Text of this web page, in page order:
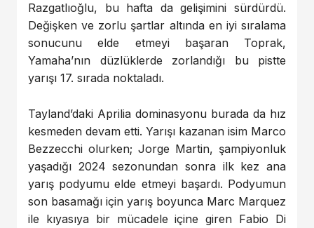
Razgatlıoğlu, bu hafta da gelişimini sürdürdü.
Değişken ve zorlu şartlar altında en iyi sıralama
sonucunu elde etmeyi başaran Toprak,
Yamaha’nın düzlüklerde zorlandığı bu pistte
yarışı 17. sırada noktaladı.
Tayland’daki Aprilia dominasyonu burada da hız
kesmeden devam etti. Yarışı kazanan isim Marco
Bezzecchi olurken; Jorge Martin, şampiyonluk
yaşadığı 2024 sezonundan sonra ilk kez ana
yarış podyumu elde etmeyi başardı. Podyumun
son basamağı için yarış boyunca Marc Marquez
ile kıyasıya bir mücadele içine giren Fabio Di